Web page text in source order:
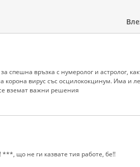
спешна връзка с нумеролог и астролог,
корона вирус със осцилококцинум. Има и
вземат важни решения
***, що не ги казвате тия работе, бе!!